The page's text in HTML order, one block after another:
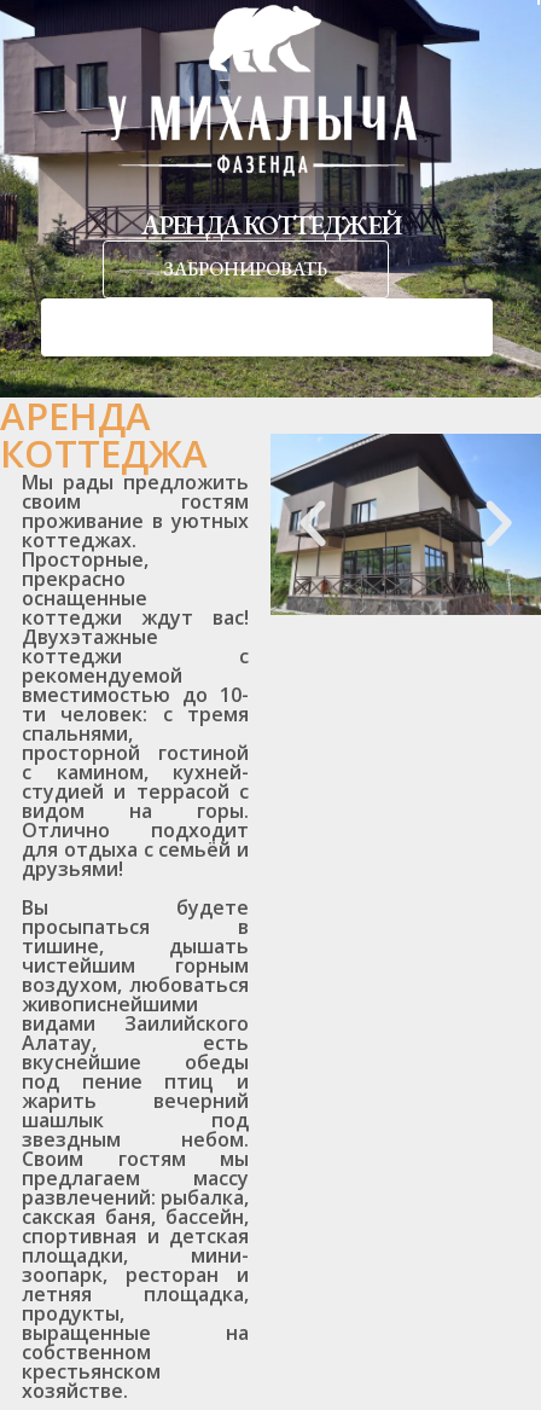
Перейти
содержимому
АРЕНДА КОТТЕДЖЕЙ
ЗАБРОНИРОВАТЬ
АРЕНДА
КОТТЕДЖА
Мы рады предложить
своим гостям
проживание в уютных
коттеджах.
Просторные,
прекрасно
оснащенные
коттеджи ждут вас!
Двухэтажные
коттеджи с
рекомендуемой
вместимостью до 10-
ти человек: с тремя
спальнями,
просторной гостиной
с камином, кухней-
студией и террасой с
видом на горы.
Отлично подходит
для отдыха с семьёй и
друзьями!
Вы будете
просыпаться в
тишине, дышать
чистейшим горным
воздухом, любоваться
живописнейшими
видами Заилийского
Алатау, есть
вкуснейшие обеды
под пение птиц и
жарить вечерний
шашлык под
звездным небом.
Своим гостям мы
предлагаем массу
развлечений: рыбалка,
сакская баня, бассейн,
спортивная и детская
площадки, мини-
зоопарк, ресторан и
летняя площадка,
продукты,
выращенные на
собственном
крестьянском
хозяйстве.